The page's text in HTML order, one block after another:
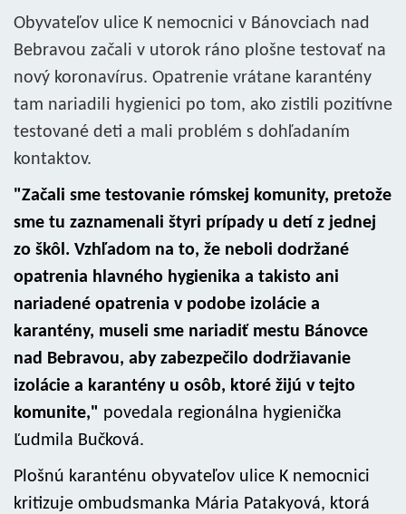
Obyvateľov ulice K nemocnici v Bánovciach nad
Bebravou začali v utorok ráno plošne testovať na
nový koronavírus. Opatrenie vrátane karantény
tam nariadili hygienici po tom, ako zistili pozitívne
testované deti a mali problém s dohľadaním
kontaktov.
"Začali sme testovanie rómskej komunity, pretože
sme tu zaznamenali štyri prípady u detí z jednej
zo škôl. Vzhľadom na to, že neboli dodržané
opatrenia hlavného hygienika a takisto ani
nariadené opatrenia v podobe izolácie a
karantény, museli sme nariadiť mestu Bánovce
nad Bebravou, aby zabezpečilo dodržiavanie
izolácie a karantény u osôb, ktoré žijú v tejto
komunite," povedala regionálna hygienička
Ľudmila Bučková.
Plošnú karanténu obyvateľov ulice K nemocnici
kritizuje ombudsmanka Mária Patakyová, ktorá